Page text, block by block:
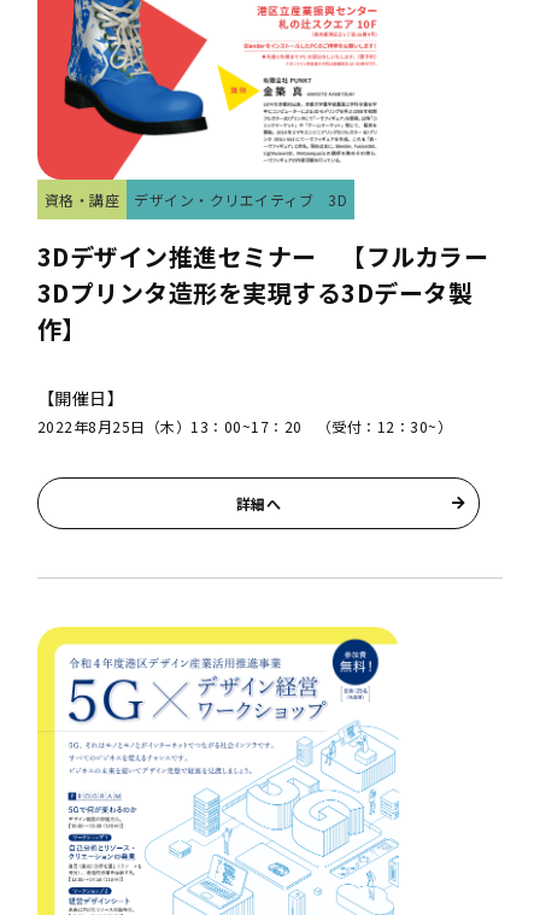
資格・講座 デザイン・クリエイティブ 3D
3Dデザイン推進セミナー 【フルカラー
3Dプリンタ造形を実現する3Dデータ製
作】
【開催日】
2022年8月25日（木）13：00~17：20 （受付：12：30~）
詳細へ